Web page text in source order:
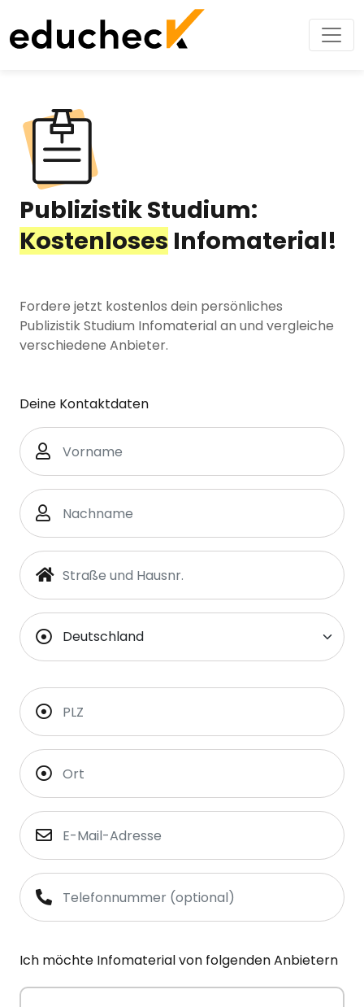
Publizistik Studium:
Kostenloses Infomaterial!
Fordere jetzt kostenlos dein persönliches
Publizistik Studium Infomaterial an und vergleiche
verschiedene Anbieter.
Deine Kontaktdaten
Ich möchte Infomaterial von folgenden Anbietern